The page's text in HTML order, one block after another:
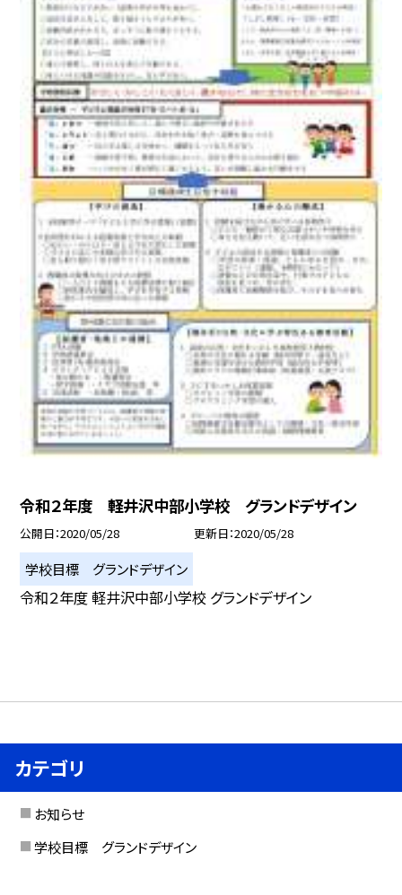
令和２年度 軽井沢中部小学校 グランドデザイン
公開日 2020/05/28 更新日 2020/05/28
学校目標 グランドデザイン
令和２年度 軽井沢中部小学校 グランドデザイン
カテゴリ
お知らせ
学校目標 グランドデザイン